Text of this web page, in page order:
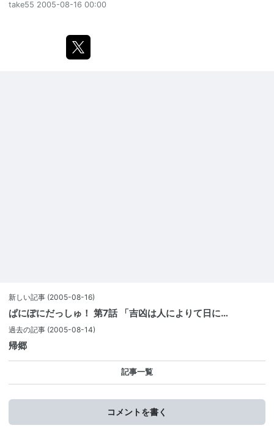
take55 2005-08-16 00:00
新しい記事 (2005-08-16)
ぱにぽにだっしゅ！ 第7話 「吉凶は人によりて日に…
過去の記事 (2005-08-14)
帰郷
記事一覧
コメントを書く